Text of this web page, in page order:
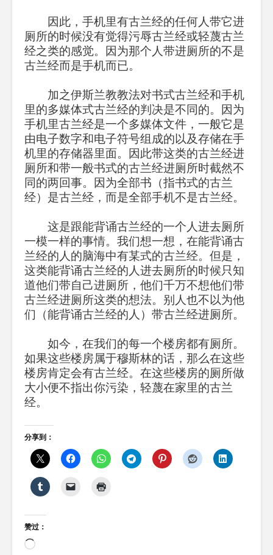
因此，手机里有古兰经的任何人带它进
厕所的时候没有觉得污辱古兰经或轻蔑古兰
经之类的感觉。因为那个人带进厕所的不是
古兰经而是手机而已。
加之伊斯兰教教法对书式古兰经和手机
里的多媒体式古兰经的判决是不同的。因为
手机里古兰经是一个多媒体文件，一般它是
由电子数字和电子符号组成的以及存储在手
机里的存储器里面。因此带这类的古兰经进
厕所和带一般书式的古兰经进厕所时截然不
同的两回事。因为全部书（指书式的古兰
经）是古兰经，而是全部手机不是古兰经。
这是跟能背诵古兰经的一个人进去厕所
一模一样的事情。我们想一想，在能背诵古
兰经的人的脑海中有某式的古兰经。但是，
这类能背诵古兰经的人进去厕所的时候只知
道他们带自己进厕所，他们千万不想他们带
古兰经进厕所这类的想法。别人也不以为他
们（能背诵古兰经的人）带古兰经进厕所。
如今，在我们的每一个楼房都有厕所。
如果这些楼房属于穆斯林的话，那么在这些
楼房肯定会有古兰经。在这些楼房的厕所做
大小便不指出你污染，轻蔑在家里的古兰
经。
分享到：
赞过：
正